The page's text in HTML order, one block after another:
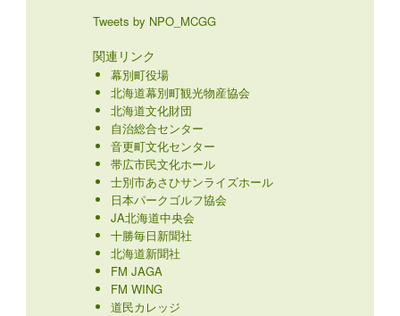
Tweets by NPO_MCGG
関連リンク
幕別町役場
北海道幕別町観光物産協会
北海道文化財団
自治総合センター
音更町文化センター
帯広市民文化ホール
士別市あさひサンライズホール
日本パークゴルフ協会
JA北海道中央会
十勝毎日新聞社
北海道新聞社
FM JAGA
FM WING
道民カレッジ